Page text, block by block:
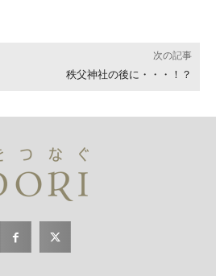
次の記事
秩父神社の後に・・・！？